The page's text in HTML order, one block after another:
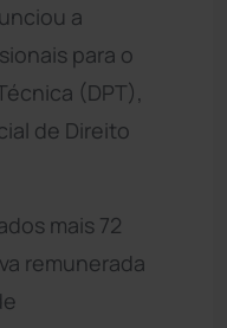
a
para o
(DPT),
de Direito
mais 72
remunerada